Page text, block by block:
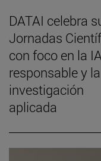
DATAI celebra
Jornadas
con foco en la
responsable y la
investigación
aplicada